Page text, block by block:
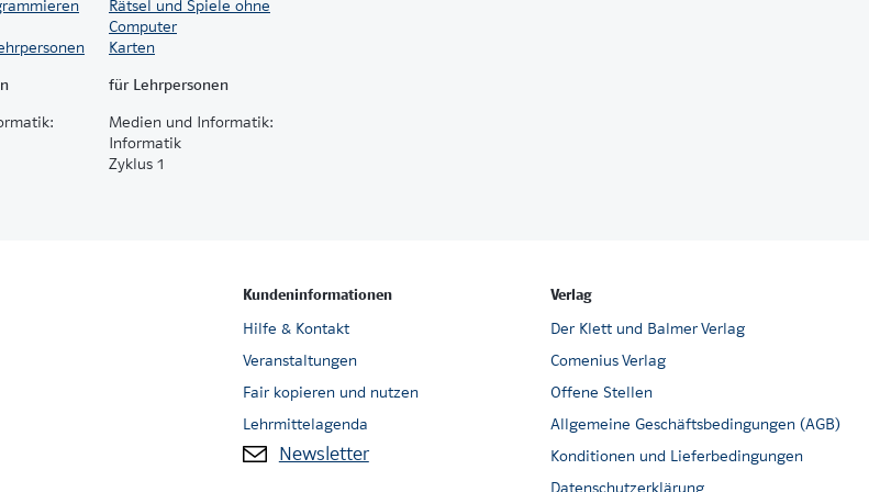
sind dieSpielkarten
Rätsel und Spiele ohne
Computer
Karten
für Lehrpersonen
Medien und Informatik:
Informatik
Zyklus 1
Kundeninformationen
Hilfe & Kontakt
Veranstaltungen
Fair kopieren und nutzen
Lehrmittelagenda
Newsletter
Verlag
Der Klett und Balmer Verlag
Comenius Verlag
Offene Stellen
Allgemeine Geschäftsbedingungen (AGB)
Konditionen und Lieferbedingungen
Datenschutzerklärung